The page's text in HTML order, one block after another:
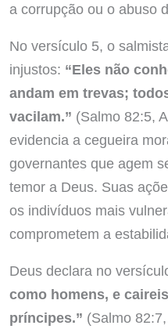
a corrupção ou o abuso
No versículo 5, o
injustos: “Eles não
andam em trevas;
vacilam.” (Salmo 82:5,
evidencia a cegueira
governantes que agem
temor a Deus. Suas
os indivíduos mais
comprometem a
Deus declara no
como homens, e
príncipes.” (Salmo